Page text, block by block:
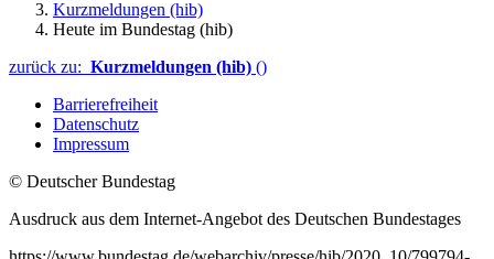
Kurzmeldungen (hib)
Heute im Bundestag (hib)
zurück zu: Kurzmeldungen (hib) ()
Barrierefreiheit
Datenschutz
Impressum
© Deutscher Bundestag
Ausdruck aus dem Internet-Angebot des Deutschen Bundestages